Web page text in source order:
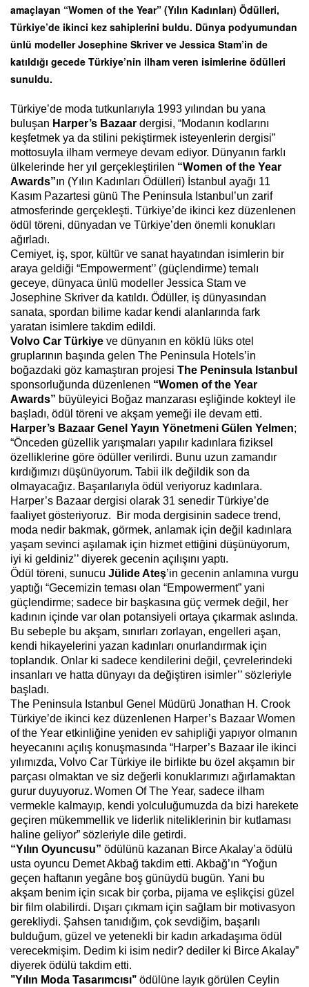
amaçlayan “Women of the Year” (Yılın Kadınları) Ödülleri,
Türkiye’de ikinci kez sahiplerini buldu. Dünya podyumundan
ünlü modeller Josephine Skriver ve Jessica Stam’in de
katıldığı gecede Türkiye’nin ilham veren isimlerine ödülleri
sunuldu.
Türkiye’de moda tutkunlarıyla 1993 yılından bu yana
buluşan Harper’s Bazaar dergisi, “Modanın kodlarını
keşfetmek ya da stilini pekiştirmek isteyenlerin dergisi”
mottosuyla ilham vermeye devam ediyor. Dünyanın farklı
ülkelerinde her yıl gerçekleştirilen “Women of the Year
Awards”ın (Yılın Kadınları Ödülleri) İstanbul ayağı 11
Kasım Pazartesi günü The Peninsula Istanbul’un zarif
atmosferinde gerçekleşti. Türkiye’de ikinci kez düzenlenen
ödül töreni, dünyadan ve Türkiye’den önemli konukları
ağırladı.
Cemiyet, iş, spor, kültür ve sanat hayatından isimlerin bir
araya geldiği “Empowerment’’ (güçlendirme) temalı
geceye, dünyaca ünlü modeller Jessica Stam ve
Josephine Skriver da katıldı. Ödüller, iş dünyasından
sanata, spordan bilime kadar kendi alanlarında fark
yaratan isimlere takdim edildi.
Volvo Car Türkiye ve dünyanın en köklü lüks otel
gruplarının başında gelen The Peninsula Hotels’in
boğazdaki göz kamaştıran projesi The Peninsula Istanbul
sponsorluğunda düzenlenen “Women of the Year
Awards” büyüleyici Boğaz manzarası eşliğinde kokteyl ile
başladı, ödül töreni ve akşam yemeği ile devam etti.
Harper’s Bazaar Genel Yayın Yönetmeni Gülen Yelmen;
“Önceden güzellik yarışmaları yapılır kadınlara fiziksel
özelliklerine göre ödüller verilirdi. Bunu uzun zamandır
kırdığımızı düşünüyorum. Tabii ilk değildik son da
olmayacağız. Başarılarıyla ödül veriyoruz kadınlara.
Harper’s Bazaar dergisi olarak 31 senedir Türkiye’de
faaliyet gösteriyoruz. Bir moda dergisinin sadece trend,
moda nedir bakmak, görmek, anlamak için değil kadınlara
yaşam sevinci aşılamak için hizmet ettiğini düşünüyorum,
iyi ki geldiniz’’ diyerek gecenin açılışını yaptı.
Ödül töreni, sunucu Jülide Ateş’in gecenin anlamına vurgu
yaptığı “Gecemizin teması olan “Empowerment” yani
güçlendirme; sadece bir başkasına güç vermek değil, her
kadının içinde var olan potansiyeli ortaya çıkarmak aslında.
Bu sebeple bu akşam, sınırları zorlayan, engelleri aşan,
kendi hikayelerini yazan kadınları onurlandırmak için
toplandık. Onlar ki sadece kendilerini değil, çevrelerindeki
insanları ve hatta dünyayı da değiştiren isimler’’ sözleriyle
başladı.
The Peninsula Istanbul Genel Müdürü Jonathan H. Crook
Türkiye’de ikinci kez düzenlenen Harper’s Bazaar Women
of the Year etkinliğine yeniden ev sahipliği yapıyor olmanın
heyecanını açılış konuşmasında “Harper’s Bazaar ile ikinci
yılımızda, Volvo Car Türkiye ile birlikte bu özel akşamın bir
parçası olmaktan ve siz değerli konuklarımızı ağırlamaktan
gurur duyuyoruz. Women Of The Year, sadece ilham
vermekle kalmayıp, kendi yolculuğumuzda da bizi harekete
geçiren mükemmellik ve liderlik niteliklerinin bir kutlaması
haline geliyor” sözleriyle dile getirdi.
“Yılın Oyuncusu” ödülünü kazanan Birce Akalay’a ödülü
usta oyuncu Demet Akbağ takdim etti. Akbağ’ın “Yoğun
geçen haftanın yegâne boş günüydü bugün. Yani bu
akşam benim için sıcak bir çorba, pijama ve eşlikçisi güzel
bir film olabilirdi. Dışarı çıkmam için sağlam bir motivasyon
gerekliydi. Şahsen tanıdığım, çok sevdiğim, başarılı
bulduğum, güzel ve yetenekli bir kadın arkadaşıma ödül
verecekmişim. Dedim ki isim nedir? dediler ki Birce Akalay”
diyerek ödülü takdim etti.
’’Yılın Moda Tasarımcısı’’ ödülüne layık görülen Ceylin